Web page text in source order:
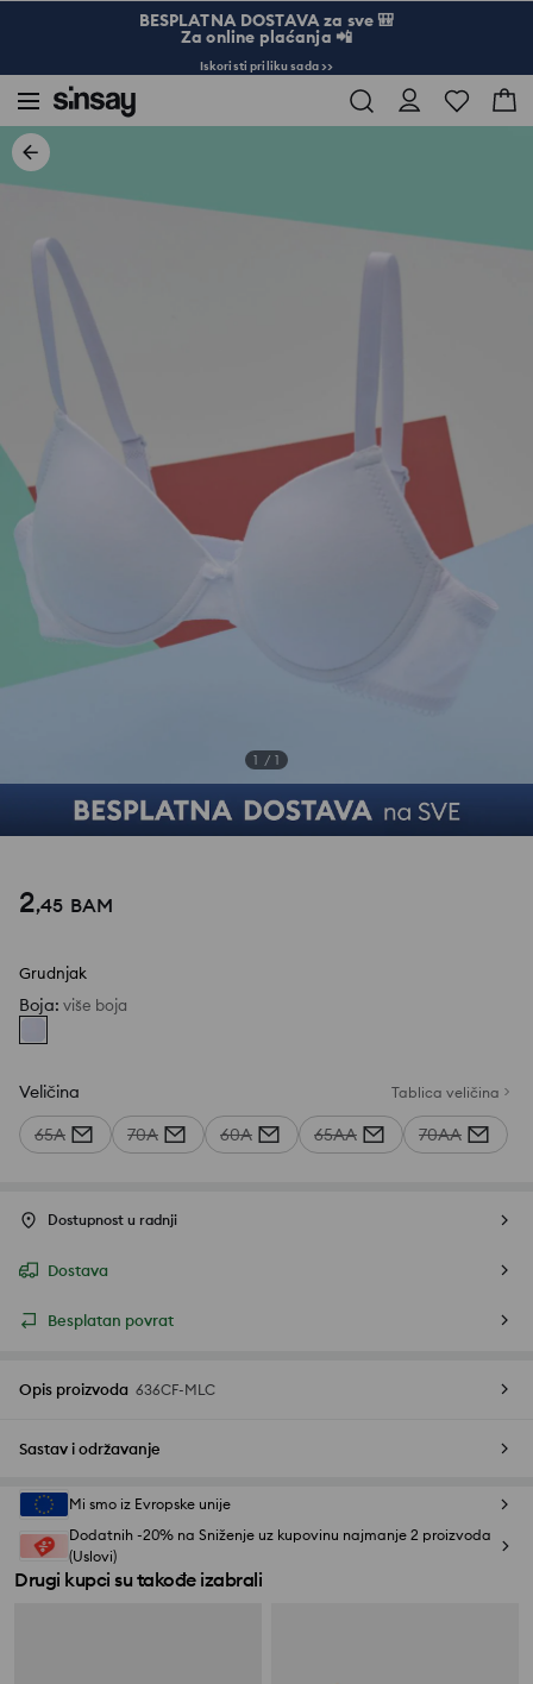
BESPLATNA DOSTAVA za sve 🎒
Za online plaćanja 📲
Iskoristi priliku sada >>
1 / 1
2,45 BAM
Grudnjak
Boja: više boja
Veličina Tablica veličina
65A 70A 60A 65AA 70AA
Dostupnost u radnji
Dostava
Besplatan povrat
Opis proizvoda 636CF-MLC
Sastav i održavanje
Mi smo iz Evropske unije
Dodatnih -20% na Sniženje uz kupovinu najmanje 2 proizvoda
(Uslovi)
Drugi kupci su takođe izabrali